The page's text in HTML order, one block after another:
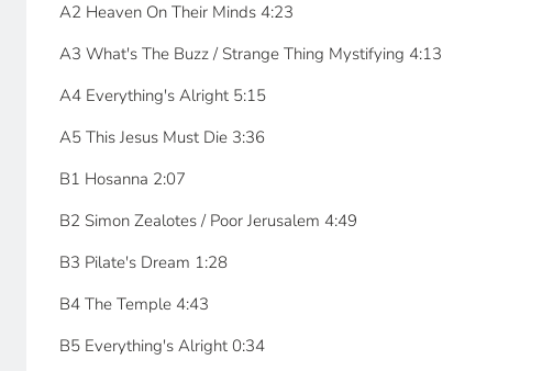
A2 Heaven On Their Minds 4:23
A3 What's The Buzz / Strange Thing Mystifying 4:13
A4 Everything's Alright 5:15
A5 This Jesus Must Die 3:36
B1 Hosanna 2:07
B2 Simon Zealotes / Poor Jerusalem 4:49
B3 Pilate's Dream 1:28
B4 The Temple 4:43
B5 Everything's Alright 0:34